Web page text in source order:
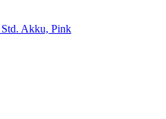
Akku, Pink